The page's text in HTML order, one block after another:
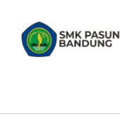
SMK
PASUNDAN
Wirausaha.